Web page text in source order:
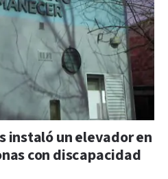
instaló un elevador en
con discapacidad